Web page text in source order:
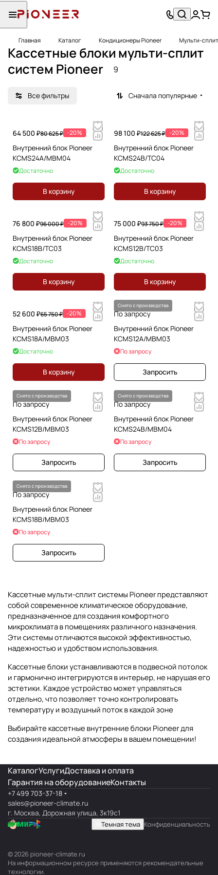
Главная Каталог Кондиционеры Pioneer Мульти-
Кассетные блоки мульти-сплит
систем Pioneer
9
Все фильтры Сначала популярные
64 500 ₽80 625 ₽ -20%
Внутренний блок Pioneer
KCMS24A/MBM04
Достаточно
В корзину
98 100 ₽122 625 ₽ -20%
Внутренний блок Pioneer
KCMS24B/TC04
Достаточно
В корзину
76 800 ₽96 000 ₽ -20%
Внутренний блок Pioneer
KCMS18B/TC03
Достаточно
В корзину
75 000 ₽93 750 ₽ -20%
Внутренний блок Pioneer
KCMS12B/TC03
Достаточно
В корзину
52 600 ₽65 750 ₽ -20%
Внутренний блок Pioneer
KCMS18A/MBM03
Достаточно
В корзину
Снято с производства
По запросу
Внутренний блок Pioneer
KCMS12A/MBM03
По запросу
Запросить
Снято с производства
По запросу
Внутренний блок Pioneer
KCMS12B/MBM03
По запросу
Запросить
Снято с производства
По запросу
Внутренний блок Pioneer
KCMS24B/MBM04
По запросу
Запросить
Снято с производства
По запросу
Внутренний блок Pioneer
KCMS18B/MBM03
По запросу
Запросить
Кассетные мульти-сплит системы Pioneer представляют
собой современное климатическое оборудование,
предназначенное для создания комфортного
микроклимата в помещениях различного назначения.
Эти системы отличаются высокой эффективностью,
надежностью и удобством использования.
Кассетные блоки устанавливаются в подвесной потолок
и гармонично интегрируются в интерьер, не нарушая его
эстетики. Каждое устройство может управляться
отдельно, что позволяет точно контролировать
температуру и воздушный поток в каждой зоне
Выбирайте кассетные внутренние блоки Pioneer для
создания идеальной атмосферы в вашем помещении!
КаталогУслугиДоставка и оплата
Гарантия на оборудованиеКонтакты
+7 499 703-37-18
sales@pioneer-climate.ru
г. Москва, Дорожная улица, 3к19с1
Темная тема Конфиденциальность
© 2026 pioneer-climate.ru
На информационном ресурсе применяются рекомендательные
технологии.